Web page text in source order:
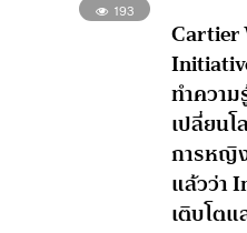
193
Cartier
ทำควา
เปลี่ยนโ
การหญิ
แล้วว่า
เติบโตแ